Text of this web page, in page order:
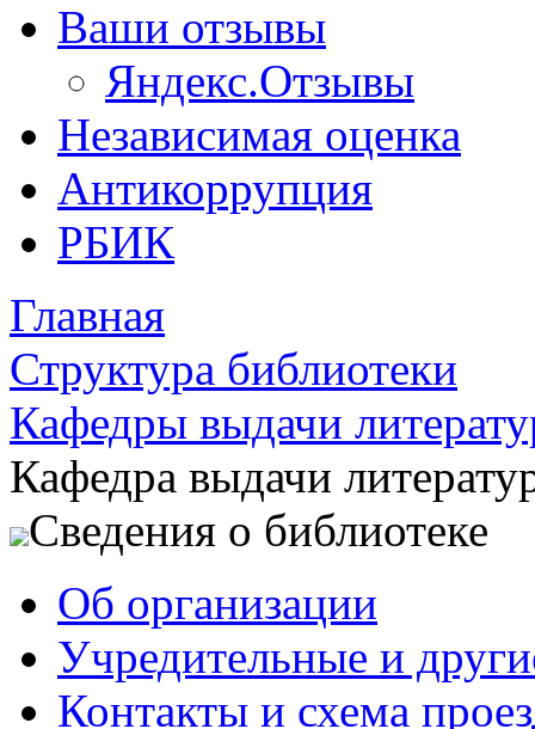
Ваши отзывы
Яндекс.Отзывы
Независимая оценка
Антикоррупция
РБИК
Главная
Структура библиотеки
Кафедры выдачи
Кафедра выдачи
Сведения о библиотеке
Об организации
Учредительные и
Контакты и схема